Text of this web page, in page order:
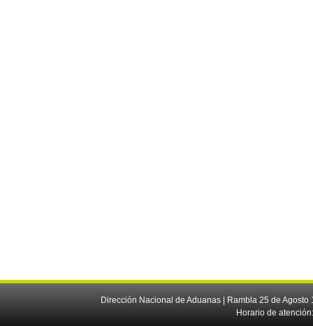
Dirección Nacional de Aduanas | Rambla 25 de
Horario de